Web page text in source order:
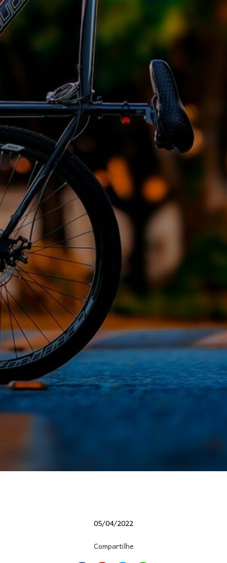
05/04/2022
Compartilhe